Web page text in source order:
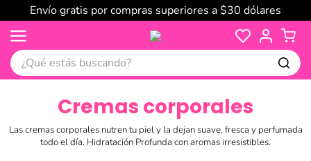
Envío gratis por compras superiores a $30 dólares
¿Qué estás buscando?
Cremas corporales
Las cremas corporales nutren tu piel y la dejan suave, fresca y perfumada
todo el día. Hidratación Profunda con aromas irresistibles.